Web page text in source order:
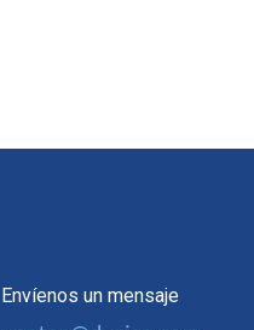
Envíenos un mensaje